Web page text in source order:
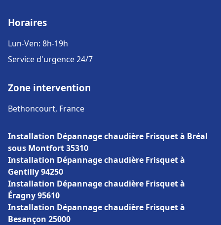
Horaires
Lun-Ven: 8h-19h
Service d'urgence 24/7
Zone intervention
Bethoncourt, France
Installation Dépannage chaudière Frisquet à Bréal
sous Montfort 35310
Installation Dépannage chaudière Frisquet à
Gentilly 94250
Installation Dépannage chaudière Frisquet à
Éragny 95610
Installation Dépannage chaudière Frisquet à
Besançon 25000